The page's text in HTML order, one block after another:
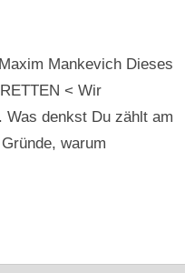
Mankevich Dieses
< Wir
Was denkst Du zählt am
warum